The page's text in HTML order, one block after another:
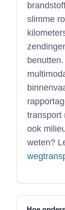
slimme
transport
ook
weten?